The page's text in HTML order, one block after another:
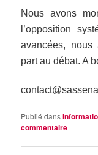
Nous avons
l’opposition
avancées, nous
part au débat. A
Publié dans
commentaire